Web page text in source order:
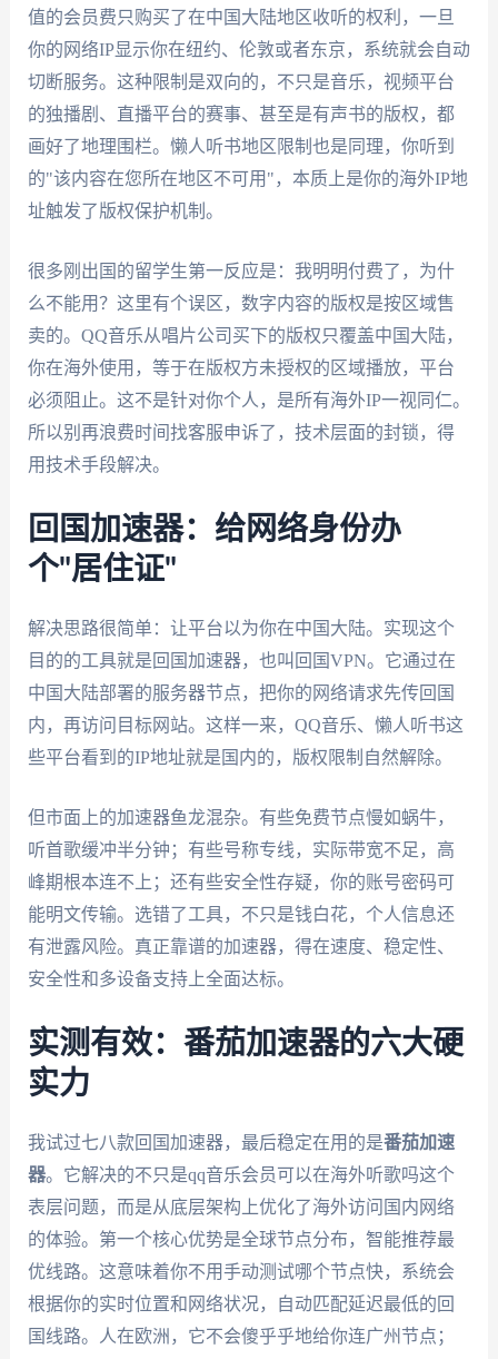
值的会员费只购买了在中国大陆地区收听的权利，一旦
你的网络IP显示你在纽约、伦敦或者东京，系统就会自动
切断服务。这种限制是双向的，不只是音乐，视频平台
的独播剧、直播平台的赛事、甚至是有声书的版权，都
画好了地理围栏。懒人听书地区限制也是同理，你听到
的"该内容在您所在地区不可用"，本质上是你的海外IP地
址触发了版权保护机制。
很多刚出国的留学生第一反应是：我明明付费了，为什
么不能用？这里有个误区，数字内容的版权是按区域售
卖的。QQ音乐从唱片公司买下的版权只覆盖中国大陆，
你在海外使用，等于在版权方未授权的区域播放，平台
必须阻止。这不是针对你个人，是所有海外IP一视同仁。
所以别再浪费时间找客服申诉了，技术层面的封锁，得
用技术手段解决。
回国加速器：给网络身份办
个"居住证"
解决思路很简单：让平台以为你在中国大陆。实现这个
目的的工具就是回国加速器，也叫回国VPN。它通过在
中国大陆部署的服务器节点，把你的网络请求先传回国
内，再访问目标网站。这样一来，QQ音乐、懒人听书这
些平台看到的IP地址就是国内的，版权限制自然解除。
但市面上的加速器鱼龙混杂。有些免费节点慢如蜗牛，
听首歌缓冲半分钟；有些号称专线，实际带宽不足，高
峰期根本连不上；还有些安全性存疑，你的账号密码可
能明文传输。选错了工具，不只是钱白花，个人信息还
有泄露风险。真正靠谱的加速器，得在速度、稳定性、
安全性和多设备支持上全面达标。
实测有效：番茄加速器的六大硬
实力
我试过七八款回国加速器，最后稳定在用的是番茄加速
器。它解决的不只是qq音乐会员可以在海外听歌吗这个
表层问题，而是从底层架构上优化了海外访问国内网络
的体验。第一个核心优势是全球节点分布，智能推荐最
优线路。这意味着你不用手动测试哪个节点快，系统会
根据你的实时位置和网络状况，自动匹配延迟最低的回
国线路。人在欧洲，它不会傻乎乎地给你连广州节点；